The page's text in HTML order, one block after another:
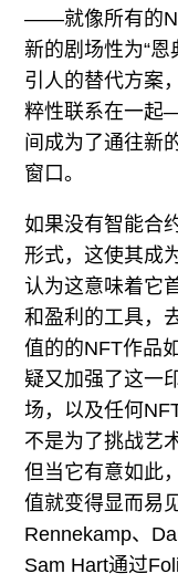
——就像所有的
新的剧场性为“
引人的替代方案
粹性联系在一起
间成为了通往新
窗口。
如果没有智能合
形式，这使其成
认为这意味着它
和盈利的工具，
值的的NFT作品
疑又加强了这一
场，以及任何
不是为了挑战艺
但当它有意如此
值就变得显而易
Rennekamp、
Sam Hart通过